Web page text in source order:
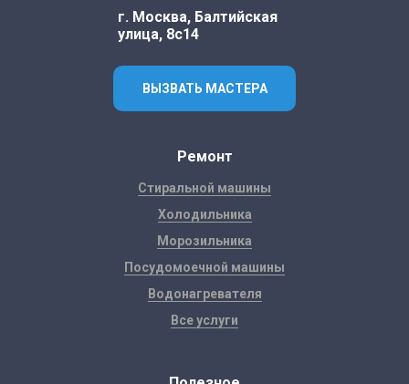
г. Москва, Балтийская
улица, 8с14
ВЫЗВАТЬ МАСТЕРА
Ремонт
Стиральной машины
Холодильника
Морозильника
Посудомоечной машины
Водонагревателя
Все услуги